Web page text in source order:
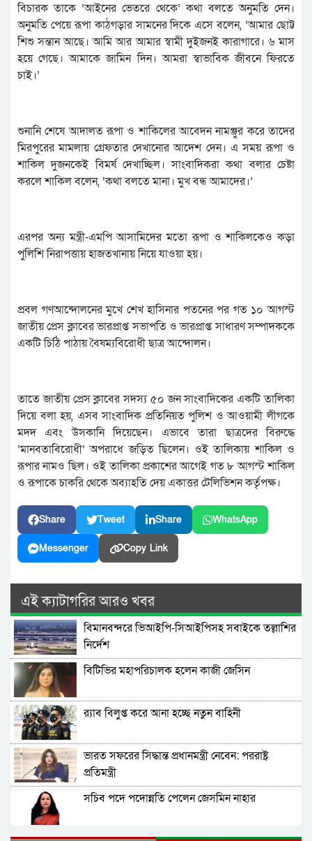
বিচারক তাকে ‘আইনের ভেতরে থেকে’ কথা বলতে অনুমতি দেন।
অনুমতি পেয়ে রূপা কাঠগড়ার সামনের দিকে এসে বলেন, ‘আমার ছোট্ট
শিশু সন্তান আছে। আমি আর আমার স্বামী দুইজনই কারাগারে। ৬ মাস
হয়ে গেছে। আমাকে জামিন দিন। আমরা স্বাভাবিক জীবনে ফিরতে
চাই।’
শুনানি শেষে আদালত রূপা ও শাকিলের আবেদন নামঞ্জুর করে তাদের
মিরপুরের মামলায় গ্রেফতার দেখানোর আদেশ দেন। এ সময় রূপা ও
শাকিল দুজনকেই বিমর্ষ দেখাচ্ছিল। সাংবাদিকরা কথা বলার চেষ্টা
করলে শাকিল বলেন, ‘কথা বলতে মানা। মুখ বন্ধ আমাদের।’
এরপর অন্য মন্ত্রী-এমপি আসামিদের মতো রূপা ও শাকিলকেও কড়া
পুলিশি নিরাপত্তায় হাজতখানায় নিয়ে যাওয়া হয়।
প্রবল গণআন্দোলনের মুখে শেখ হাসিনার পতনের পর গত ১০ আগস্ট
জাতীয় প্রেস ক্লাবের ভারপ্রাপ্ত সভাপতি ও ভারপ্রাপ্ত সাধারণ সম্পাদককে
একটি চিঠি পাঠায় বৈষম্যবিরোধী ছাত্র আন্দোলন।
তাতে জাতীয় প্রেস ক্লাবের সদস্য ৫০ জন সাংবাদিকের একটি তালিকা
দিয়ে বলা হয়, এসব সাংবাদিক প্রতিনিয়ত পুলিশ ও আওয়ামী লীগকে
মদদ এবং উসকানি দিয়েছেন। এভাবে তারা ছাত্রদের বিরুদ্ধে
‘মানবতাবিরোধী’ অপরাধে জড়িত ছিলেন। ওই তালিকায় শাকিল ও
রূপার নামও ছিল। ওই তালিকা প্রকাশের আগেই গত ৮ আগস্ট শাকিল
ও রূপাকে চাকরি থেকে অব্যাহতি দেয় একাত্তর টেলিভিশন কর্তৃপক্ষ।
Share Tweet Share WhatsApp
Messenger Copy Link
এই ক্যাটাগরির আরও খবর
বিমানবন্দরে ভিআইপি-সিআইপিসহ সবাইকে তল্লাশির
নির্দেশ
বিটিভির মহাপরিচালক হলেন কাজী জেসিন
র‍্যাব বিলুপ্ত করে আনা হচ্ছে নতুন বাহিনী
ভারত সফরের সিদ্ধান্ত প্রধানমন্ত্রী নেবেন: পররাষ্ট্র
প্রতিমন্ত্রী
সচিব পদে পদোন্নতি পেলেন জেসমিন নাহার